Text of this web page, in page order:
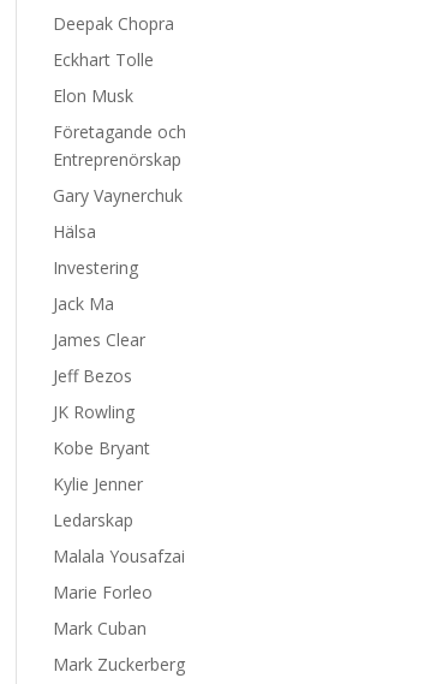
Deepak Chopra
Eckhart Tolle
Elon Musk
Företagande och
Entreprenörskap
Gary Vaynerchuk
Hälsa
Investering
Jack Ma
James Clear
Jeff Bezos
JK Rowling
Kobe Bryant
Kylie Jenner
Ledarskap
Malala Yousafzai
Marie Forleo
Mark Cuban
Mark Zuckerberg